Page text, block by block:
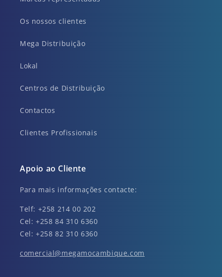
Os nossos clientes
Mega Distribuição
Lokal
Centros de Distribuição
Contactos
Clientes Profissionais
Apoio ao Cliente
Para mais informações contacte:
Telf: +258 214 00 202
Cel: +258 84 310 6360
Cel: +258 82 310 6360
comercial@megamocambique.com